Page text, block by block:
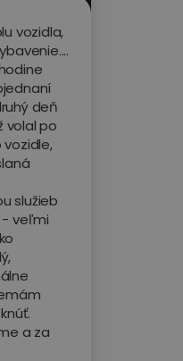
vozidla,
deň
volal po
služieb
- veľmi
a za